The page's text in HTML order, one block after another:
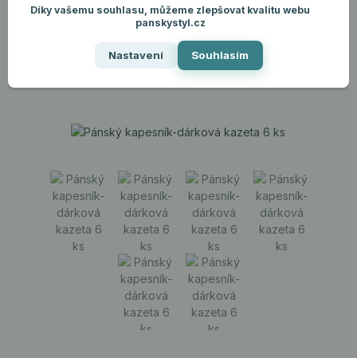
Úvod Dárky pro muže Pánský kapesník-dárková kazeta 6 ks
Pánský kapesník-dárková
Díky vašemu souhlasu, můžeme zlepšovat kvalitu webu
panskystyl.cz
Nastavení Souhlasím